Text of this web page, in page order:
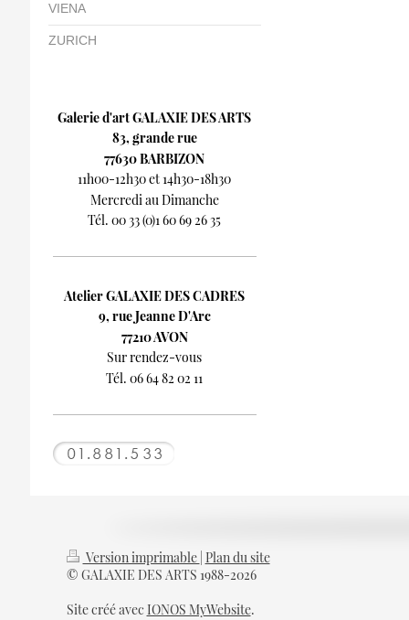
VIENA
ZURICH
Galerie d'art GALAXIE DES ARTS
83, grande rue
77630 BARBIZON
11h00-12h30 et 14h30-18h30
Mercredi au Dimanche
Tél. 00 33 (0)1 60 69 26 35
Atelier GALAXIE DES CADRES
9, rue Jeanne D'Arc
77210 AVON
Sur rendez-vous
Tél. 06 64 82 02 11
Version imprimable Plan du site
© GALAXIE DES ARTS 1988-2026
Site créé avec IONOS MyWebsite.